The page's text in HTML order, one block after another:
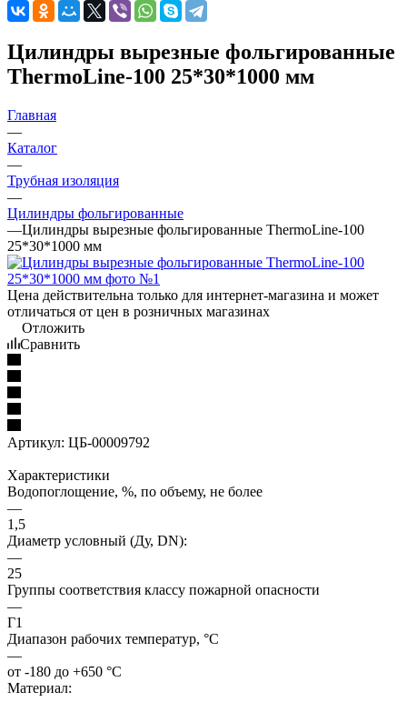
Цилиндры вырезные фольгированные
ThermoLine-100 25*30*1000 мм
Главная
—
Каталог
—
Трубная изоляция
—
Цилиндры фольгированные
—Цилиндры вырезные фольгированные ThermoLine-100
25*30*1000 мм
Цена действительна только для интернет-магазина и может
отличаться от цен в розничных магазинах
Отложить
Сравнить
Артикул: ЦБ-00009792
Характеристики
Водопоглощение, %, по объему, не более
—
1,5
Диаметр условный (Ду, DN):
—
25
Группы соответствия классу пожарной опасности
—
Г1
Диапазон рабочих температур, °С
—
от -180 до +650 °С
Материал: